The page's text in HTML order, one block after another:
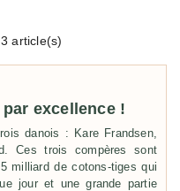
article(s)
excellence !
danois : Kare Frandsen,
Ces trois compères sont
milliard de cotons-tiges qui
jour et une grande partie